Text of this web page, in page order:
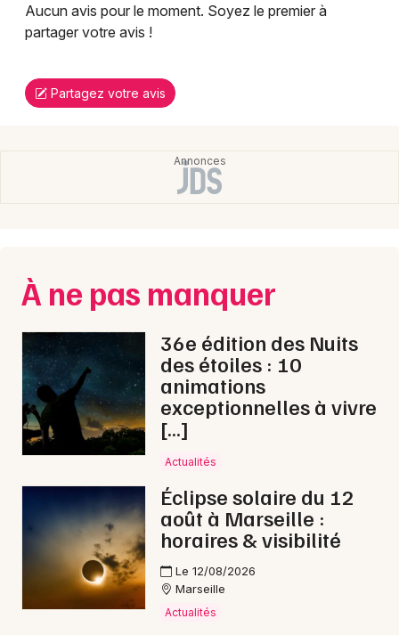
Aucun avis pour le moment. Soyez le premier à
partager votre avis !
Partagez votre avis
À ne pas manquer
36e édition des Nuits
des étoiles : 10
animations
exceptionnelles à vivre
[…]
Actualités
Éclipse solaire du 12
août à Marseille :
horaires & visibilité
Le 12/08/2026
Marseille
Actualités